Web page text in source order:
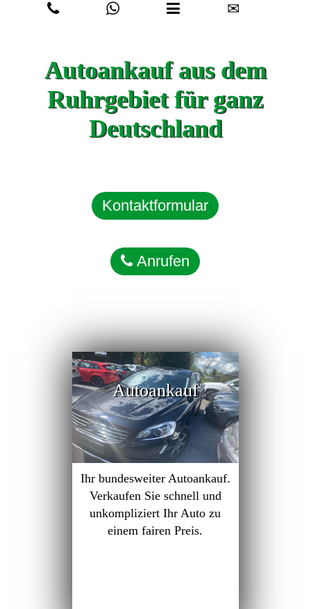
✉
Autoankauf aus dem
Ruhrgebiet für ganz
Deutschland
Kontaktformular
Anrufen
Autoankauf
Ihr bundesweiter Autoankauf.
Verkaufen Sie schnell und
unkompliziert Ihr Auto zu
einem fairen Preis.